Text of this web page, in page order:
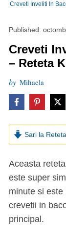
Creveti Inveliti In
Published:
Creveti
– Reteta
by Mihaela
Sari la Reteta
Aceasta
este super
minute si
crevetii in
principal.